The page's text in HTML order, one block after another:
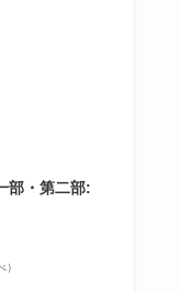
部・第二部: